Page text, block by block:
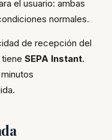
el usuario: ambas
normales.
de recepción del
SEPA Instant.